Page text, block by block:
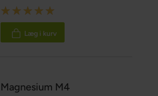
Rating:
100%
Læg i kurv
Magnesium M4